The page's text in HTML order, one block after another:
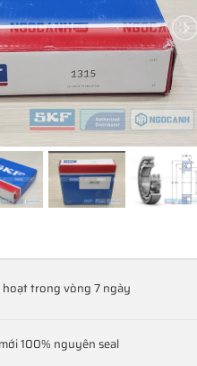
trong vòng 7 ngày
100% nguyên seal